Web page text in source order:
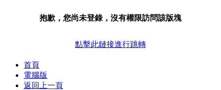
抱歉，您尚未登錄，沒有權限訪問該版塊
點擊此鏈接進行跳轉
首頁
電腦版
返回上一頁